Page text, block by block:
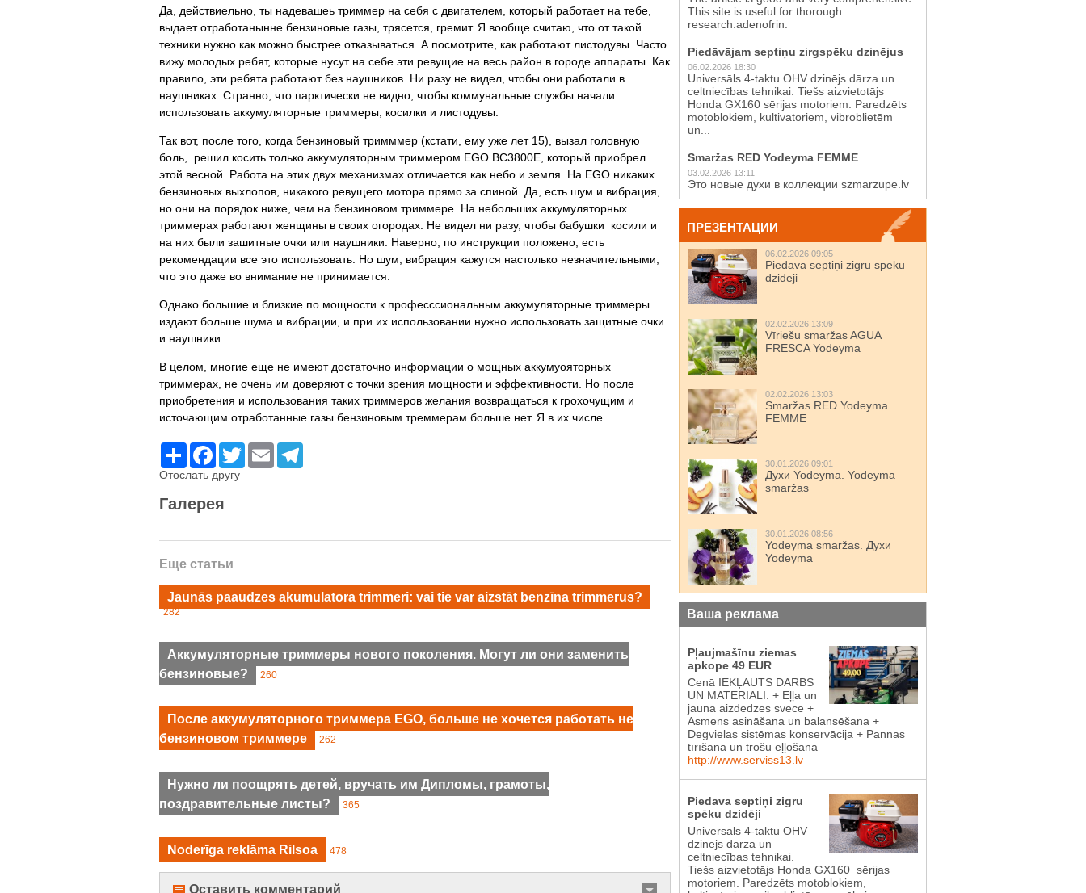
Да, действиельно, ты надевашеь триммер на себя с двигателем, который работает на тебе,
выдает отработанынне бензиновые газы, трясется, гремит. Я вообще считаю, что от такой
техники нужно как можно быстрее отказываться. А посмотрите, как работают листодувы. Часто
вижу молодых ребят, которые нусут на себе эти ревущие на весь район в городе аппараты. Как
правило, эти ребята работают без наушников. Ни разу не видел, чтобы они работали в
наушниках. Странно, что парктически не видно, чтобы коммунальные службы начали
использовать аккумуляторные триммеры, косилки и листодувы.
Так вот, после того, когда бензиновый тримммер (кстати, ему уже лет 15), вызал головную
боль, решил косить только аккумуляторным триммером EGO BC3800E, который приобрел
этой весной. Работа на этих двух механизмах отличается как небо и земля. На EGO никаких
бензиновых выхлопов, никакого ревущего мотора прямо за спиной. Да, есть шум и вибрация,
но они на порядок ниже, чем на бензиновом триммере. На небольших аккумуляторных
триммерах работают женщины в своих огородах. Не видел ни разу, чтобы бабушки косили и
на них были зашитные очки или наушники. Наверно, по инструкции положено, есть
рекомендации все это использовать. Но шум, вибрация кажутся настолько незначительными,
что это даже во внимание не принимается.
Однако большие и близкие по мощности к професссиональным аккумуляторные триммеры
издают больше шума и вибрации, и при их использовании нужно использовать защитные очки
и наушники.
В целом, многие еще не имеют достаточно информации о мощных аккумуояторных
триммерах, не очень им доверяют с точки зрения мощности и эффективности. Но после
приобретения и использования таких триммеров желания возвращаться к грохочущим и
источающим отработанные газы бензиновым треммерам больше нет. Я в их числе.
РесурсFacebook
TwitterEmail
Отослать другу
Галерея
Еще статьи
Jaunās paaudzes akumulatora trimmeri: vai tie var aizstāt benzīna trimmerus?
282
Аккумуляторные триммеры нового поколения. Могут ли они заменить
бензиновые?
260
После аккумуляторного триммера EGO, больше не хочется работать не
бензиновом триммере
262
Нужно ли поощрять детей, вручать им Дипломы, грамоты,
поздравительные листы?
365
Noderīga reklāma Rilsoa 478
Оставить комментарий
This site is useful for thorough
research.adenofrin.
Piedāvājam septiņu zirgspēku dzinējus
06.02.2026 18:30
Universāls 4-taktu OHV dzinējs dārza un
celtniecības tehnikai. Tiešs aizvietotājs
Honda GX160 sērijas motoriem. Paredzēts
motoblokiem, kultivatoriem, vibroblietēm
un...
Smaržas RED Yodeyma FEMME
03.02.2026 13:11
Это новые духи в коллекции szmarzupe.lv
ПРЕЗЕНТАЦИИ
06.02.2026 09:05
Piedava septiņi zigru spēku
dzidēji
02.02.2026 13:09
Vīriešu smaržas AGUA
FRESCA Yodeyma
02.02.2026 13:03
Smaržas RED Yodeyma
FEMME
30.01.2026 09:01
Духи Yodeyma. Yodeyma
smaržas
30.01.2026 08:56
Yodeyma smaržas. Духи
Yodeyma
Ваша реклама
Pļaujmašīnu ziemas
apkope 49 EUR
Cenā IEKĻAUTS DARBS
UN MATERIĀLI: + Eļļa un
jauna aizdedzes svece +
Asmens asināšana un balansēšana +
Degvielas sistēmas konservācija + Pannas
tīrīšana un trošu eļļošana
http://www.serviss13.lv
Piedava septiņi zigru
spēku dzidēji
Universāls 4-taktu OHV
dzinējs dārza un
celtniecības tehnikai.
Tiešs aizvietotājs Honda GX160 sērijas
motoriem. Paredzēts motoblokiem,